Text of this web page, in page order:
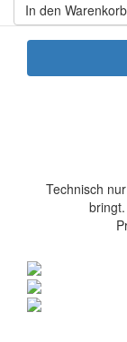
In den Warenkorb
Technisch